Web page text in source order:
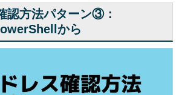
認方法パターン③：
から